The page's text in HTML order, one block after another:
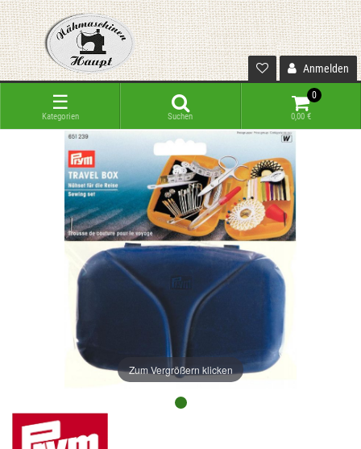
Anmelden
☰
Kategorien Suchen
0
0,00 €
Zum Vergrößern klicken